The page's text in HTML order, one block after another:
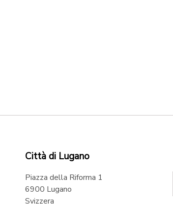
Città di Lugano
Piazza della Riforma 1
6900 Lugano
Svizzera